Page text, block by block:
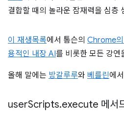
결합할 때의 놀라운 잠재력을 심층
이 재생목록에서 톰슨의 Chrome
용적인 내장 AI를 비롯한 모든 강연
올해 말에는 방갈루루와 베를린에
userScripts.execute 메서